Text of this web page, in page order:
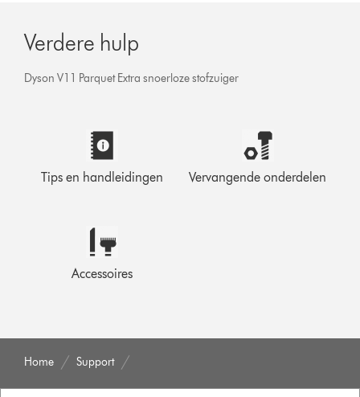
Verdere hulp
Dyson V11 Parquet Extra snoerloze stofzuiger
Tips en handleidingen Vervangende onderdelen
Accessoires
Home Support